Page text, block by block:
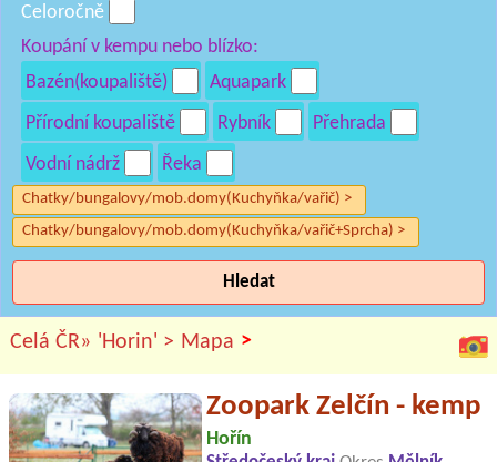
Celoročně
Koupání v kempu nebo blízko:
Bazén(koupaliště)
Aquapark
Přírodní koupaliště
Rybník
Přehrada
Vodní nádrž
Řeka
Chatky/bungalovy/mob.domy(Kuchyňka/vařič) >
Chatky/bungalovy/mob.domy(Kuchyňka/vařič+Sprcha) >
Hledat
Celá ČR» 'Horin' > Mapa >
Zoopark Zelčín - kemp
Hořín